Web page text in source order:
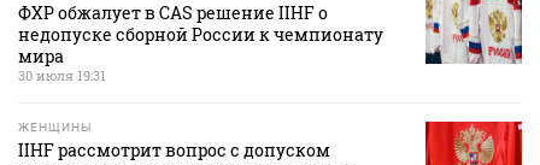
ФХР обжалует в CAS решение IIHF о
недопуске сборной России к чемпионату
мира
30 июля 19:31
ЖЕНЩИНЫ
IIHF рассмотрит вопрос с допуском